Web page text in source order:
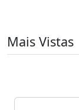
Mais Vistas